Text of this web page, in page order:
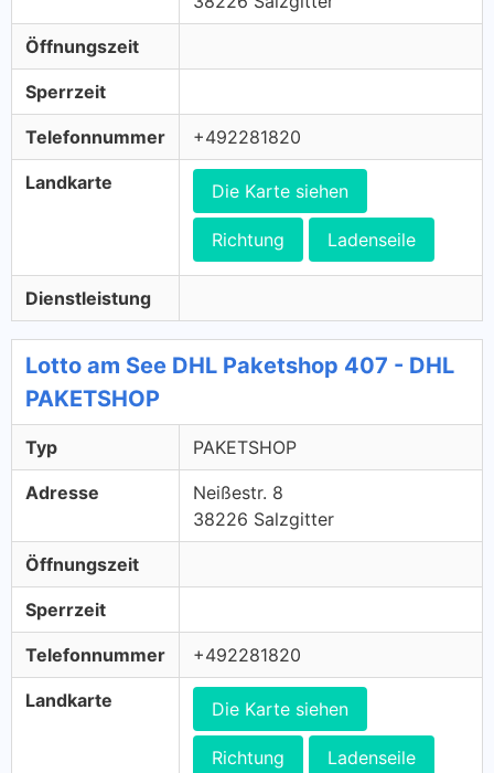
Öffnungszeit
Sperrzeit
Telefonnummer +492281820
Landkarte Die Karte siehen
Richtung Ladenseile
Dienstleistung
Lotto am See DHL Paketshop 407 - DHL
PAKETSHOP
Typ PAKETSHOP
Adresse
Neißestr. 8
38226 Salzgitter
Öffnungszeit
Sperrzeit
Telefonnummer +492281820
Landkarte Die Karte siehen
Richtung Ladenseile